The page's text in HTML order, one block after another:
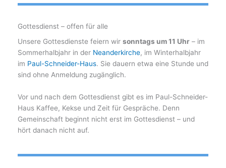
Gottesdienst – offen für alle
Unsere Gottesdienste feiern wir sonntags um 11 Uhr – im
Sommerhalbjahr in der Neanderkirche, im Winterhalbjahr
im Paul-Schneider-Haus. Sie dauern etwa eine Stunde und
sind ohne Anmeldung zugänglich.
Vor und nach dem Gottesdienst gibt es im Paul-Schneider-
Haus Kaffee, Kekse und Zeit für Gespräche. Denn
Gemeinschaft beginnt nicht erst im Gottesdienst – und
hört danach nicht auf.